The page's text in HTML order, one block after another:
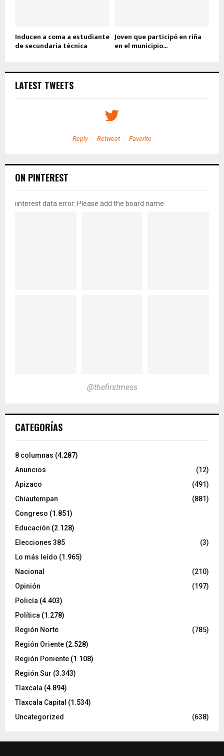
Inducen a coma a estudiante
de secundaria técnica
Joven que participó en riña
en el municipio...
LATEST TWEETS
Reply Retweet Favorite
ON PINTEREST
pinterest data error: Please add the board name
@thefirstmess
CATEGORÍAS
8 columnas (4.287)
Anuncios
(12)
Apizaco
(491)
Chiautempan
(881)
Congreso (1.851)
Educación (2.128)
Elecciones 385
(3)
Lo más leído (1.965)
Nacional
(210)
Opinión
(197)
Policía (4.403)
Política (1.278)
Región Norte
(785)
Región Oriente (2.528)
Región Poniente (1.108)
Región Sur (3.343)
Tlaxcala (4.894)
Tlaxcala Capital (1.534)
Uncategorized
(638)